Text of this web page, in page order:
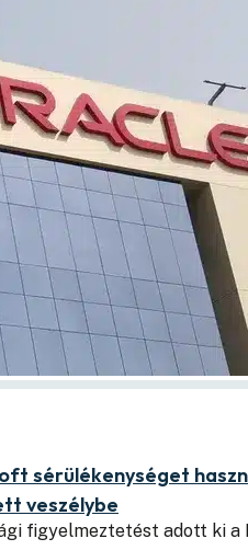
sérülékenységet
veszélybe
figyelmeztetést adott ki a